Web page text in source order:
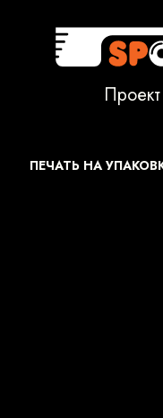
ПЕЧАТЬ НА